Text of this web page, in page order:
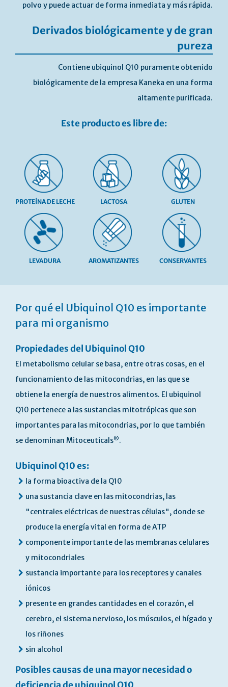
polvo y puede actuar de forma inmediata y más rápida.
Derivados biológicamente y de gran
pureza
Contiene ubiquinol Q10 puramente obtenido
biológicamente de la empresa Kaneka en una forma
altamente purificada.
Este producto es libre de:
PROTEÍNA DE LECHE LACTOSA GLUTEN
LEVADURA AROMATIZANTES CONSERVANTES
beginning
images
gallery
Por qué el Ubiquinol Q10 es importante
para mi organismo
Propiedades del Ubiquinol Q10
El metabolismo celular se basa, entre otras cosas, en el
funcionamiento de las mitocondrias, en las que se
obtiene la energía de nuestros alimentos. El ubiquinol
Q10 pertenece a las sustancias mitotrópicas que son
importantes para las mitocondrias, por lo que también
se denominan Mitoceuticals®.
Ubiquinol Q10 es:
la forma bioactiva de la Q10
una sustancia clave en las mitocondrias, las
"centrales eléctricas de nuestras células", donde se
produce la energía vital en forma de ATP
componente importante de las membranas celulares
y mitocondriales
sustancia importante para los receptores y canales
iónicos
presente en grandes cantidades en el corazón, el
cerebro, el sistema nervioso, los músculos, el hígado y
los riñones
sin alcohol
Posibles causas de una mayor necesidad o